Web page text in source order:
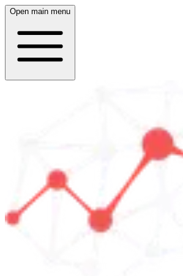
Open main menu